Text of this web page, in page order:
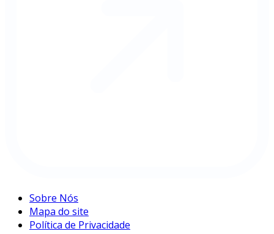
Sobre Nós
Mapa do site
Política de Privacidade